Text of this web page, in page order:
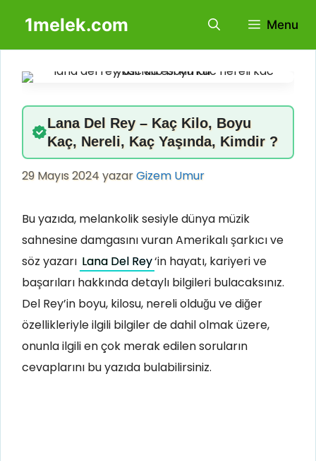
1melek.com Menu
Lana Del Rey – Kaç Kilo, Boyu
Kaç, Nereli, Kaç Yaşında, Kimdir ?
29 Mayıs 2024yazarGizem Umur
Bu yazıda, melankolik sesiyle dünya müzik
sahnesine damgasını vuran Amerikalı şarkıcı ve
söz yazarı Lana Del Rey‘in hayatı, kariyeri ve
başarıları hakkında detaylı bilgileri bulacaksınız.
Del Rey’in boyu, kilosu, nereli olduğu ve diğer
özellikleriyle ilgili bilgiler de dahil olmak üzere,
onunla ilgili en çok merak edilen soruların
cevaplarını bu yazıda bulabilirsiniz.